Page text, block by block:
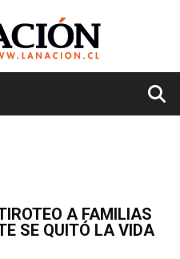
A FAMILIAS
SE QUITÓ LA VIDA